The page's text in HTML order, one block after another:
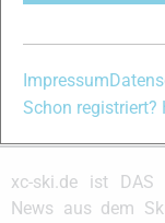
SRB XRS01
Schreibe einen
xc-ski.de ist DAS
News aus dem
Impressum
Schon registriert?